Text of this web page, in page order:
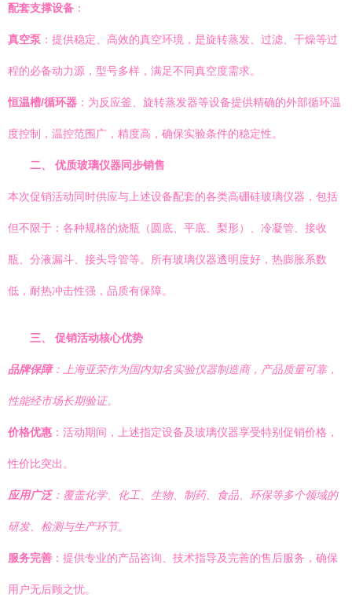
配套支撑设备 ：
真空泵 ：提供稳定、高效的真空环境，是旋转蒸发、过滤、干燥等过
程的必备动力源，型号多样，满足不同真空度需求。
恒温槽/循环器 ：为反应釜、旋转蒸发器等设备提供精确的外部循环温
度控制，温控范围广，精度高，确保实验条件的稳定性。
二、 优质玻璃仪器同步销售
本次促销活动同时供应与上述设备配套的各类高硼硅玻璃仪器，包括
但不限于：各种规格的烧瓶（圆底、平底、梨形）、冷凝管、接收
瓶、分液漏斗、接头导管等。所有玻璃仪器透明度好，热膨胀系数
低，耐热冲击性强，品质有保障。
三、 促销活动核心优势
品牌保障：上海亚荣作为国内知名实验仪器制造商，产品质量可靠，
性能经市场长期验证。
价格优惠 ：活动期间，上述指定设备及玻璃仪器享受特别促销价格，
性价比突出。
应用广泛：覆盖化学、化工、生物、制药、食品、环保等多个领域的
研发、检测与生产环节。
服务完善 ：提供专业的产品咨询、技术指导及完善的售后服务，确保
用户无后顾之忧。